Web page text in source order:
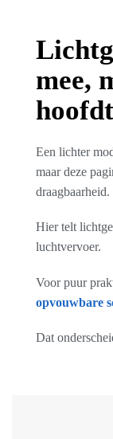
mee,
Een lichter
maar deze
Hier telt
luchtvervoer.
Voor puur
opvouwbare
Dat